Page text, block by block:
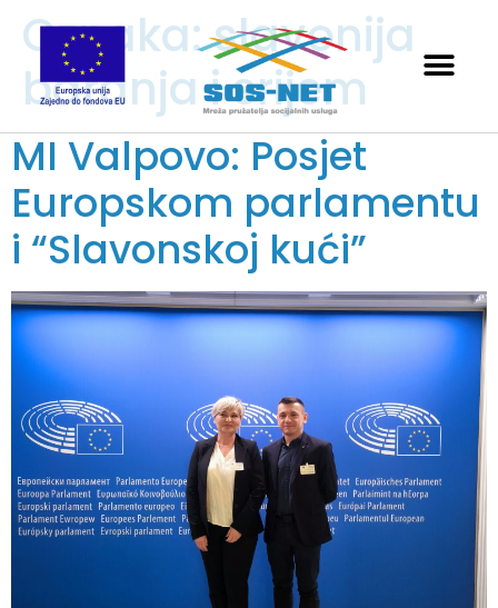
Oznaka:slavonija
baranja i srijem
MI Valpovo: Posjet
Europskom parlamentu
i “Slavonskoj kući”